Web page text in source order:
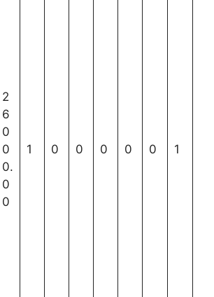
2
6
0
0
0.
0
0
1 0 0 0 0 0 1